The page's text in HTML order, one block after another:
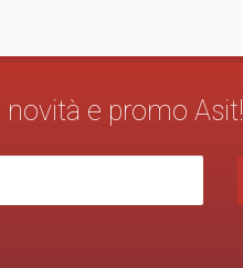
e promo Asit!